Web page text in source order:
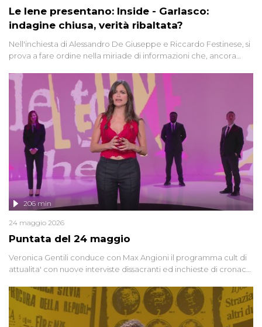
Le Iene presentano: Inside - Garlasco:
indagine chiusa, verità ribaltata?
Nell'inchiesta di Alessandro De Giuseppe e Riccardo Festinese, si
prova a fare ordine nella miriade di informazioni che, ancora
giudiziarie più discusse degli ultimi anni. Lo speciale ricostruisce la
vicenda mettendo in fila testimonianze, errori, dettagli
controversi e i protagonisti di un'indagine che sembra non avere
fine.
Puntata del 24 maggio
206 min
24 maggio 2026
Veronica Gentili conduce con Max Angioni il programma cult di
attualita' con nuove interviste dissacranti ed inchieste di cronaca